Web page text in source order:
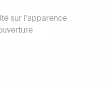
sur l’apparence